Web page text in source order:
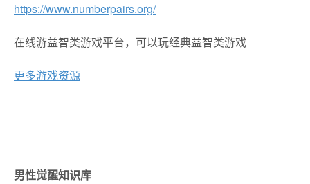
https://www.numberpairs.org/
在线游益智类游戏平台，可以玩经典益智类游戏
更多游戏资源
男性觉醒知识库